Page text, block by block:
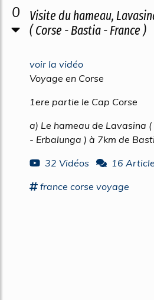
0
Visite du hameau,
( Corse - Bastia - France )
voir la vidéo
Voyage en Corse
1ere partie le Cap Corse
a) Le hameau de Lavasina
- Erbalunga ) à 7km de
32 Vidéos
16
france corse voyage